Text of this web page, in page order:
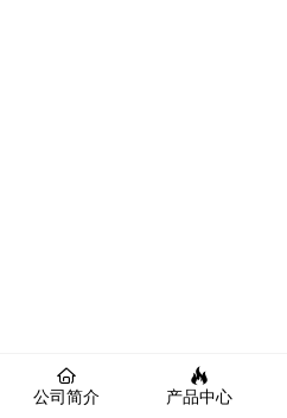
公司简介 产品中心